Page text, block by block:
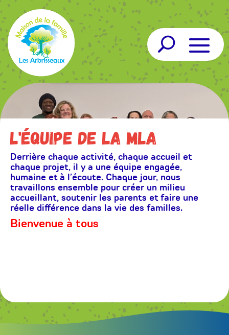
L'équipe de la MLA
Derrière chaque activité, chaque accueil et
chaque projet, il y a une équipe engagée,
humaine et à l’écoute. Chaque jour, nous
travaillons ensemble pour créer un milieu
accueillant, soutenir les parents et faire une
réelle différence dans la vie des familles.
Bienvenue à tous